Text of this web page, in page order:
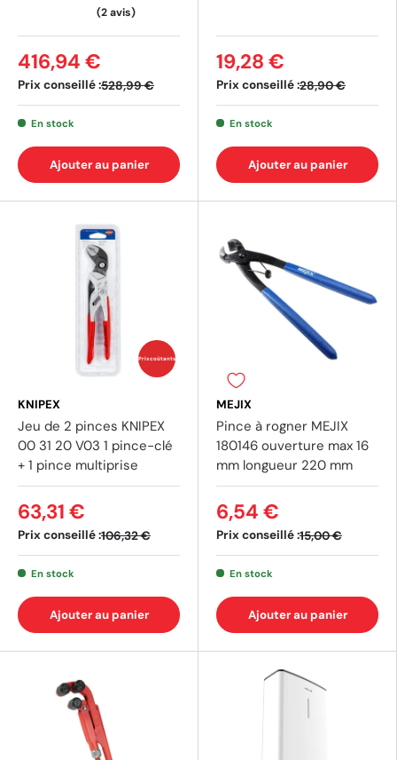
Prix conseillé :528,99 €
416,94 €
En stock
Ajouter au panier
Prix conseillé :28,90 €
19,28 €
En stock
Ajouter au panier
Prix coûtants
KNIPEX
Jeu de 2 pinces KNIPEX
00 31 20 V03 1 pince-clé
+ 1 pince multiprise
Prix conseillé :106,32 €
63,31 €
En stock
Ajouter au panier
MEJIX
Pince à rogner MEJIX
180146 ouverture max 16
mm longueur 220 mm
Prix conseillé :15,00 €
6,54 €
En stock
Ajouter au panier